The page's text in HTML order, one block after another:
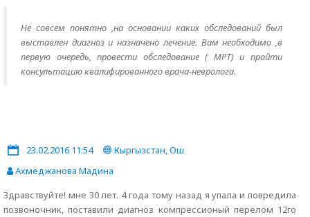
Не совсем понятно ,на основании каких обследований был
выставлен диагноз и назначено лечение. Вам необходимо ,в
первую очередь, провести обследование ( МРТ) и пройти
консультацию квалифированного врача-невролога.
23.02.2016 11:54
Кыргызстан, Ош
Ахмеджанова Мадина
Здравствуйте! мне 30 лет. 4 года тому назад я упала и повредила
позвоночник, поставили диагноз компрессионый перелом 12го